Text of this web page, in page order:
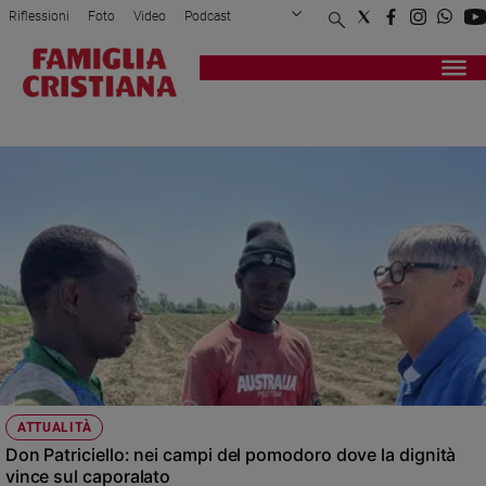
Attualità
Economia
Legalità
giustizia
Sport
Interviste
Papa
Papa
Riflessioni Foto Video Podcast
Privacy Policy Chi siamo
Registrati Redazione
ATTUALITÀ
Don Patriciello: nei campi del pomodoro dove la dignità
vince sul caporalato